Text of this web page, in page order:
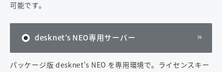
可能です。
desknet’s NEO専用サーバー
パッケージ版 desknet's NEO を専用環境で。ライセンスキー